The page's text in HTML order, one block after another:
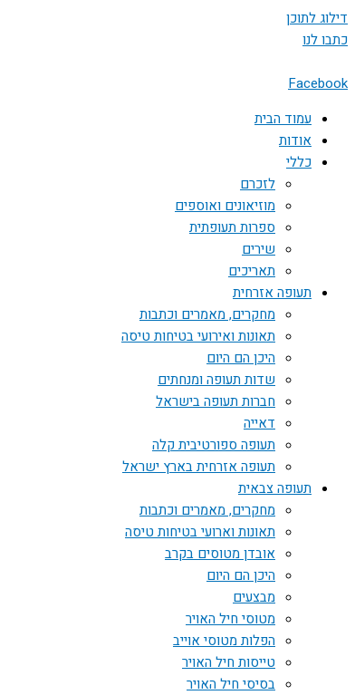
דילוג לתוכן
כתבו לנו
Facebook
עמוד הבית
אודות
כללי
לזכרם
מוזיאונים ואוספים
ספרות תעופתית
שירים
תאריכים
תעופה אזרחית
מחקרים, מאמרים וכתבות
תאונות ואירועי בטיחות טיסה
היכן הם היום
שדות תעופה ומנחתים
חברות תעופה בישראל
דאייה
תעופה ספורטיבית קלה
תעופה אזרחית בארץ ישראל
תעופה צבאית
מחקרים, מאמרים וכתבות
תאונות וארועי בטיחות טיסה
אובדן מטוסים בקרב
היכן הם היום
מבצעים
מטוסי חיל האויר
הפלות מטוסי אוייב
טייסות חיל האויר
בסיסי חיל האויר